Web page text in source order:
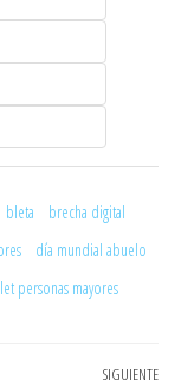
bleta
brecha digital
día mundial abuelo
personas mayores
SIGUIENTE